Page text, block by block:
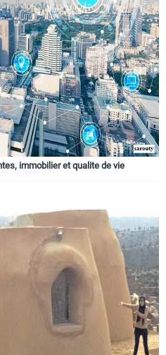
immobilier et qualite de vie